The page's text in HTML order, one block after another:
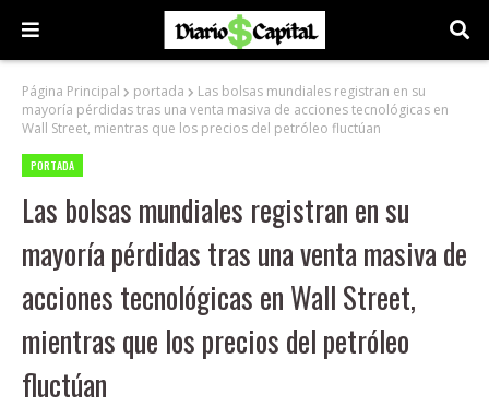
Página Principal portada
Las bolsas mundiales registran en su
mayoría pérdidas tras una venta masiva de acciones tecnológicas en
Wall Street, mientras que los precios del petróleo fluctúan
PORTADA
Las bolsas mundiales registran en su
mayoría pérdidas tras una venta masiva de
acciones tecnológicas en Wall Street,
mientras que los precios del petróleo
fluctúan